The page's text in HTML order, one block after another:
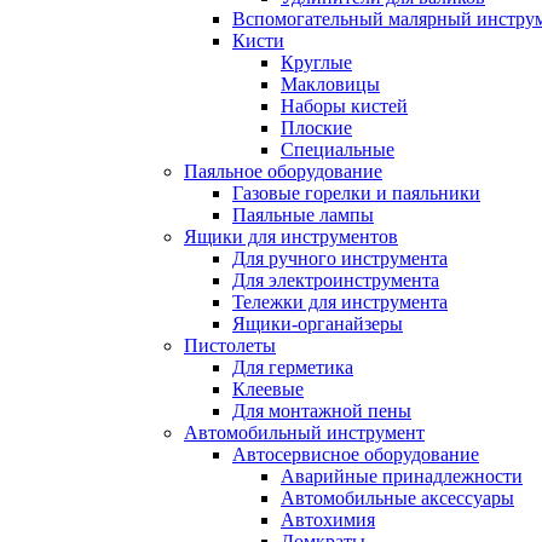
Вспомогательный малярный
Кисти
Круглые
Макловицы
Наборы кистей
Плоские
Специальные
Паяльное оборудование
Газовые горелки и паяльники
Паяльные лампы
Ящики для инструментов
Для ручного инструмента
Для электроинструмента
Тележки для инструмента
Ящики-органайзеры
Пистолеты
Для герметика
Клеевые
Для монтажной пены
Автомобильный инструмент
Автосервисное оборудование
Аварийные принадлежности
Автомобильные аксессуары
Автохимия